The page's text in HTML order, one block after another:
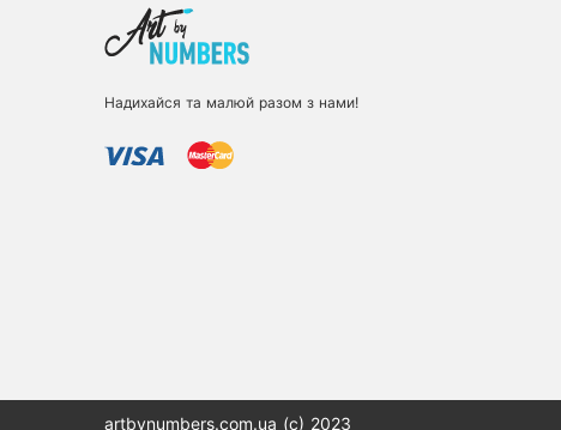
Надихайся та малюй разом з нами!
artbynumbers.com.ua (с) 2023